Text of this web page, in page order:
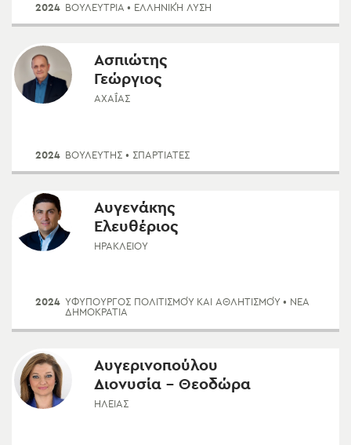
2024 ΒΟΥΛΕΥΤΡΙΑ • ΕΛΛΗΝΙΚΉ ΛΎΣΗ
Ασπιώτης
Γεώργιος
ΑΧΑΪ́ΑΣ
2024 ΒΟΥΛΕΥΤΗΣ • ΣΠΑΡΤΙΑΤΕΣ
Αυγενάκης
Ελευθέριος
ΗΡΑΚΛΕΊΟΥ
2024 ΥΦΥΠΟΥΡΓΌΣ ΠΟΛΙΤΙΣΜΟΎ ΚΑΙ ΑΘΛΗΤΙΣΜΟΎ • ΝΈΑ
ΔΗΜΟΚΡΑΤΊΑ
Αυγερινοπούλου
Διονυσία - Θεοδώρα
ΗΛΕΊΑΣ